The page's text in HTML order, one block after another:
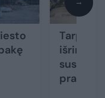
išrinktas
prašo